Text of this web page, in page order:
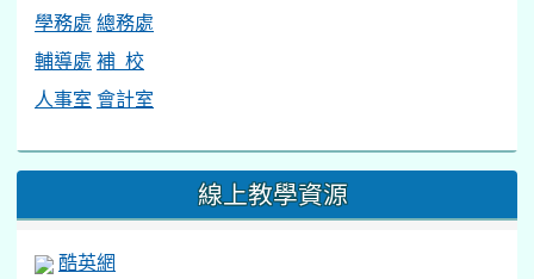
學務處 總務處
輔導處 補 校
人事室 會計室
線上教學資源
酷英網